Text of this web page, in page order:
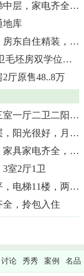
绿洲家园97平，三房两厅，自住装修，电梯中层，家电齐全，可拎包入住一口价：67.8万，
地库
建发玺院，小高层东端户，四房两厅两卫，房东自住精装，123.21平
开辉汇景城步梯5楼东端户117.6平4房2厅2卫毛坯房双学位售55万
厅原售48..8万
出租：离六中五分钟的房源，三里亭一楼三室一厅二卫二阳台+独用露台，
名流公馆2室1厅家电齐全装修清楚电梯高层，阳光很好，月租金1200元包物业宽带满意可谈
名流公馆套房出租，三室一厅一卫一阳台，家具家电齐全，月租金2000元，交通便利
室2厅1卫
出租：开辉大润发对面，汇景城，面积57平，电梯11楼，两房一厅，家电齐全，
全，拎包入住
讨论 秀秀 案例 名品